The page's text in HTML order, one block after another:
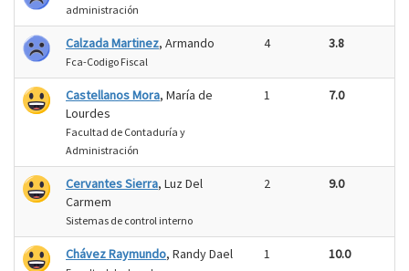
administración
Calzada Martinez, Armando
Fca-Codigo Fiscal
4 3.8
Castellanos Mora, María de
Lourdes
Facultad de Contaduría y
Administración
1 7.0
Cervantes Sierra, Luz Del
Carmem
Sistemas de control interno
2 9.0
Chávez Raymundo, Randy Dael 1 10.0